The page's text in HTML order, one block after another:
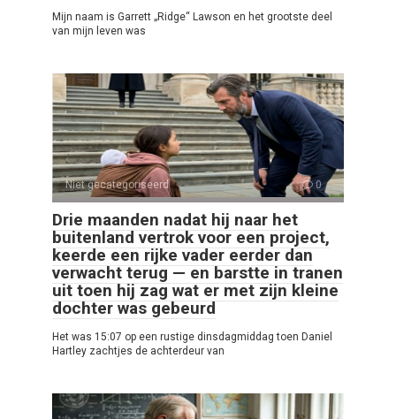
Mijn naam is Garrett „Ridge“ Lawson en het grootste deel
van mijn leven was
Niet gecategoriseerd 0
Drie maanden nadat hij naar het
buitenland vertrok voor een project,
keerde een rijke vader eerder dan
verwacht terug — en barstte in tranen
uit toen hij zag wat er met zijn kleine
dochter was gebeurd
Het was 15:07 op een rustige dinsdagmiddag toen Daniel
Hartley zachtjes de achterdeur van